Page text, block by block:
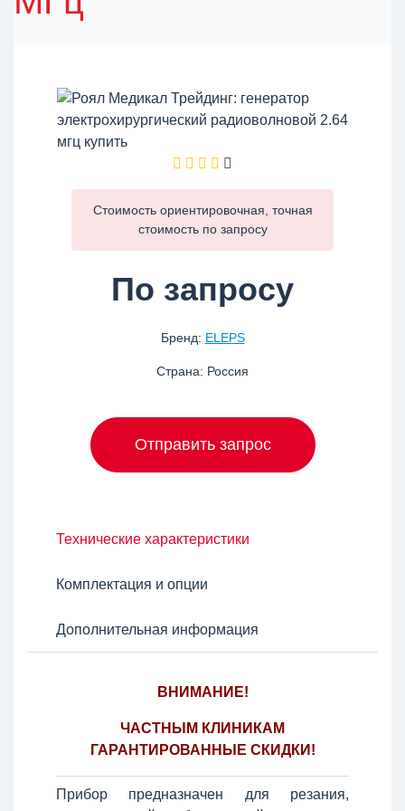
Стоимость ориентировочная, точная
стоимость по запросу
По запросу
Бренд: ELEPS
Страна: Россия
Отправить запрос
Технические характеристики
Комплектация и опции
Дополнительная информация
ВНИМАНИЕ!
ЧАСТНЫМ КЛИНИКАМ
ГАРАНТИРОВАННЫЕ СКИДКИ!
Прибор предназначен для резания,